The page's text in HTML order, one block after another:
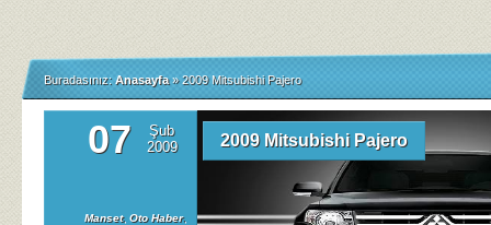
Buradasınız: Anasayfa » 2009 Mitsubishi Pajero
07
Şub
2009
Manset, Oto Haber,
2009 Mitsubishi Pajero